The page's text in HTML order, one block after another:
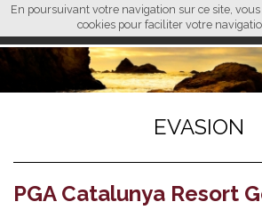
En poursuivant votre navigation sur ce site,
cookies pour faciliter votre
FR
L M
EVASION
PGA Catalunya Resort